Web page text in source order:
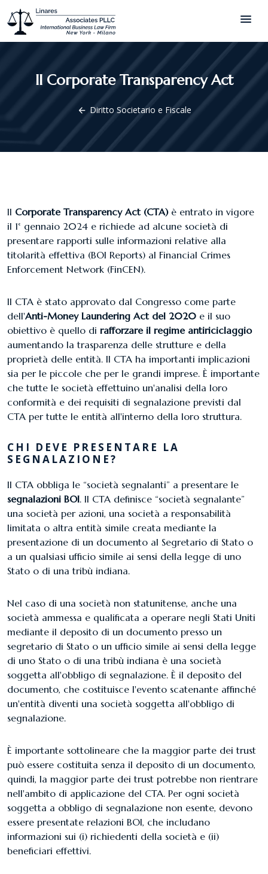
menu
Il Corporate Transparency Act
arrow_back Diritto Societario e Fiscale
Il Corporate Transparency Act (CTA)è entrato in vigore
il 1° gennaio 2024 e richiede ad alcune società di
presentare rapporti sulle informazioni relative alla
titolarità effettiva (BOI Reports) al Financial Crimes
Enforcement Network (FinCEN).
Il CTA è stato approvato dal Congresso come parte
dell'Anti-Money Laundering Act del 2020 e il suo
obiettivo è quello di rafforzare il regime antiriciclaggio
aumentando la trasparenza delle strutture e della
proprietà delle entità. Il CTA ha importanti implicazioni
sia per le piccole che per le grandi imprese. È importante
che tutte le società effettuino un'analisi della loro
conformità e dei requisiti di segnalazione previsti dal
CTA per tutte le entità all'interno della loro struttura.
CHI DEVE PRESENTARE LA
SEGNALAZIONE?
Il CTA obbliga le “società segnalanti” a presentare le
segnalazioni BOI. Il CTA definisce “società segnalante”
una società per azioni, una società a responsabilità
limitata o altra entità simile creata mediante la
presentazione di un documento al Segretario di Stato o
a un qualsiasi ufficio simile ai sensi della legge di uno
Stato o di una tribù indiana.
Nel caso di una società non statunitense, anche una
società ammessa e qualificata a operare negli Stati Uniti
mediante il deposito di un documento presso un
segretario di Stato o un ufficio simile ai sensi della legge
di uno Stato o di una tribù indiana è una società
soggetta all'obbligo di segnalazione. È il deposito del
documento, che costituisce l'evento scatenante affinché
un'entità diventi una società soggetta all'obbligo di
segnalazione.
È importante sottolineare che la maggior parte dei trust
può essere costituita senza il deposito di un documento,
quindi, la maggior parte dei trust potrebbe non rientrare
nell'ambito di applicazione del CTA. Per ogni società
soggetta a obbligo di segnalazione non esente, devono
essere presentate relazioni BOI, che includano
informazioni sui (i) richiedenti della società e (ii)
beneficiari effettivi.